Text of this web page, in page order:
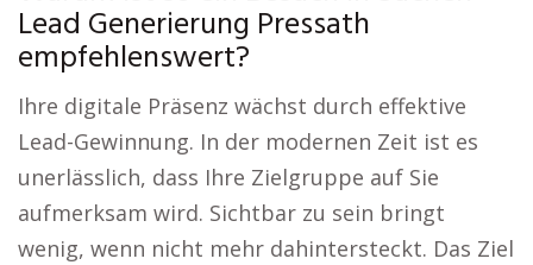
Lead Generierung Pressath
empfehlenswert?
Ihre digitale Präsenz wächst durch effektive
Lead-Gewinnung. In der modernen Zeit ist es
unerlässlich, dass Ihre Zielgruppe auf Sie
aufmerksam wird. Sichtbar zu sein bringt
wenig, wenn nicht mehr dahintersteckt. Das Ziel